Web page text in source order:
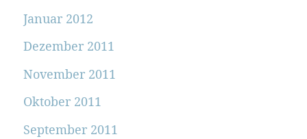
Januar 2012
Dezember 2011
November 2011
Oktober 2011
September 2011